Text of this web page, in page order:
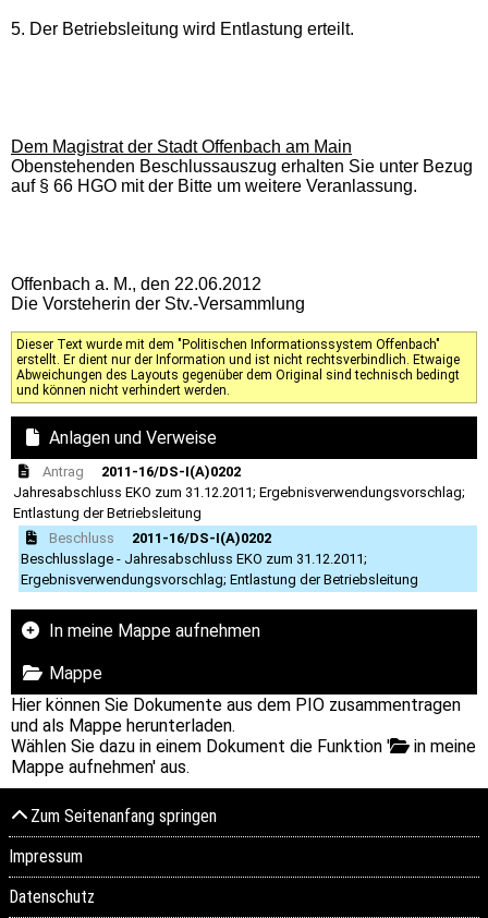
5. Der Betriebsleitung wird Entlastung erteilt.
Dem Magistrat der Stadt Offenbach am Main
Obenstehenden Beschlussauszug erhalten Sie unter Bezug
auf § 66 HGO mit der Bitte um weitere Veranlassung.
Offenbach a. M., den 22.06.2012
Die Vorsteherin der Stv.-Versammlung
Dieser Text wurde mit dem "Politischen Informationssystem Offenbach"
erstellt. Er dient nur der Information und ist nicht rechtsverbindlich. Etwaige
Abweichungen des Layouts gegenüber dem Original sind technisch bedingt
und können nicht verhindert werden.
Anlagen und Verweise
Antrag
2011-16/DS-I(A)0202
Jahresabschluss EKO zum 31.12.2011; Ergebnisverwendungsvorschlag;
Entlastung der Betriebsleitung
Beschluss
2011-16/DS-I(A)0202
Beschlusslage - Jahresabschluss EKO zum 31.12.2011;
Ergebnisverwendungsvorschlag; Entlastung der Betriebsleitung
In meine Mappe aufnehmen
Mappe
Hier können Sie Dokumente aus dem PIO zusammentragen
und als Mappe herunterladen.
Wählen Sie dazu in einem Dokument die Funktion '
in meine
Mappe aufnehmen' aus.
Zum Seitenanfang springen
Impressum
Datenschutz